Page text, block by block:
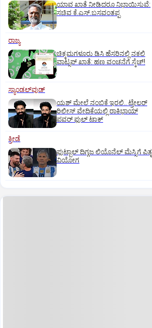
ಯಾವ ಖಾತೆ ನೀಡಿದರೂ ನಿಭಾಯಿಸುವೆ:
ಸಚಿವ ಕೆ.ಎಸ್.ಬಸವಂತಪ್ಪ
ರಾಜ್ಯ
ಚಿಕ್ಕಮಗಳೂರು ಡಿಸಿ ಹೆಸರಿನಲ್ಲಿ ನಕಲಿ
ವಾಟ್ಸಪ್ ಖಾತೆ: ಹಣ ವಂಚನೆಗೆ ಸ್ಕೆಚ್!
ಸ್ಯಾಂಡಲ್‌ವುಡ್‌
ಯಶ್‌ ಮೇಲೆ ನಂಬಿಕೆ ಇರಲಿ.. ಟ್ರೇಲರ್‌
ರಿಲೀಸ್‌ ವೇದಿಕೆಯಲ್ಲಿ ರಾಕಿಭಾಯ್‌
ಪವರ್‌ ಫುಲ್‌ ಟಾಕ್
ಕ್ರೀಡೆ
ಫುಟ್ಬಾಲ್ ದಿಗ್ಗಜ ಲಿಯೊನೆಲ್‌ ಮೆಸ್ಸಿಗೆ ಪಿತೃ
ವಿಯೋಗ